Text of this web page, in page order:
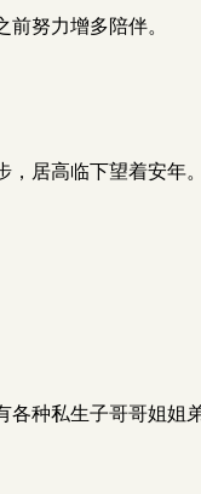
努力增多陪伴。
居高临下望着安年。
种私生子哥哥姐姐